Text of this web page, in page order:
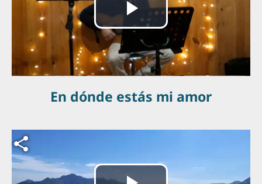
Reproducir
Vídeo
En dónde estás mi amor
Archivo de vídeo